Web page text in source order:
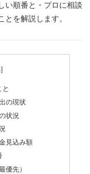
い順番と・プロに相談
を解説します。
の現状
状況
見込み額
優先）